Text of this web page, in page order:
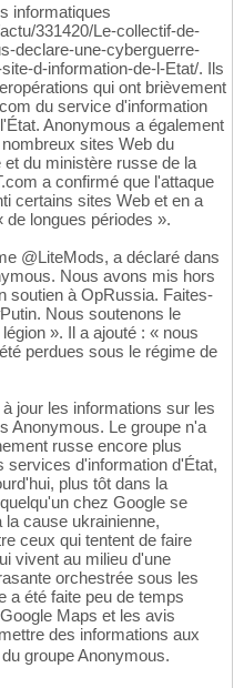
informatiques
331420/Le-collectif-de-
declare-une-cyberguerre-
d-information-de-l-Etat/. Ils
qui ont brièvement
du service d'information
Anonymous a également
sites Web du
du ministère russe de la
a confirmé que l'attaque
certains sites Web et en a
de longues périodes ».
@LiteMods, a déclaré dans
Nous avons mis hors
soutien à OpRussia. Faites-
Nous soutenons le
». Il a ajouté : « nous
perdues sous le régime de
jour les informations sur les
Anonymous. Le groupe n'a
russe encore plus
services d'information d'État,
plus tôt dans la
chez Google se
la cause ukrainienne,
ceux qui tentent de faire
vivent au milieu d'une
orchestrée sous les
a été faite peu de temps
Maps et les avis
des informations aux
groupe Anonymous.